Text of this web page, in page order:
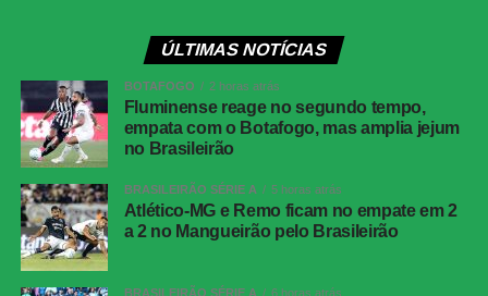
casa e terminou o turno próximo do G-6. Já o Cuiabá terá
de buscar recuperação na sequência da competição.
WhatsApp
ÚLTIMAS NOTÍCIAS
BOTAFOGO 2 horas atrás
Fluminense reage no segundo tempo,
empata com o Botafogo, mas amplia jejum
no Brasileirão
BRASILEIRÃO SÉRIE A 5 horas atrás
Atlético-MG e Remo ficam no empate em 2
a 2 no Mangueirão pelo Brasileirão
BRASILEIRÃO SÉRIE A 6 horas atrás